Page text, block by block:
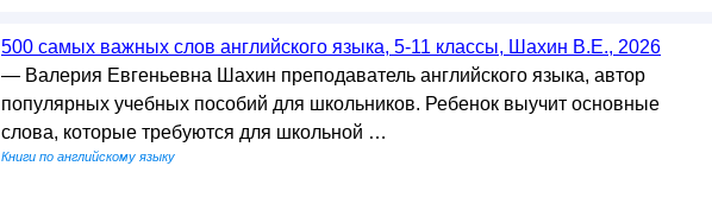
500 самых важных слов английского языка, 5-11 классы, Шахин В.Е., 2026
— Валерия Евгеньевна Шахин преподаватель английского языка, автор
популярных учебных пособий для школьников. Ребенок выучит основные
слова, которые требуются для школьной …
Книги по английскому языку